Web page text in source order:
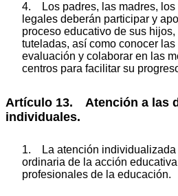
4. Los padres, las madres, los
legales deberán participar y
proceso educativo de sus
tuteladas, así como conocer
evaluación y colaborar en las
centros para facilitar su
Artículo 13. Atención a las
individuales.
1. La atención individualizada
ordinaria de la acción
profesionales de la educación.